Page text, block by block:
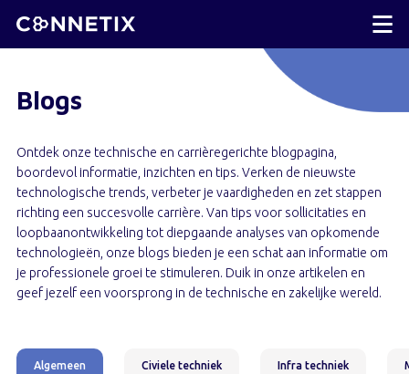
Blogs
Ontdek onze technische en carrièregerichte blogpagina,
boordevol informatie, inzichten en tips. Verken de nieuwste
technologische trends, verbeter je vaardigheden en zet stappen
richting een succesvolle carrière. Van tips voor sollicitaties en
loopbaanontwikkeling tot diepgaande analyses van opkomende
technologieën, onze blogs bieden je een schat aan informatie om
je professionele groei te stimuleren. Duik in onze artikelen en
geef jezelf een voorsprong in de technische en zakelijke wereld.
Algemeen Civiele techniek Infra techniek